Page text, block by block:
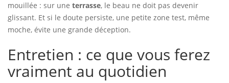
mouillée : sur une terrasse, le beau ne doit pas devenir
glissant. Et si le doute persiste, une petite zone test, même
moche, évite une grande déception.
Entretien : ce que vous ferez
vraiment au quotidien